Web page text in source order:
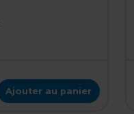
Ajouter au panier